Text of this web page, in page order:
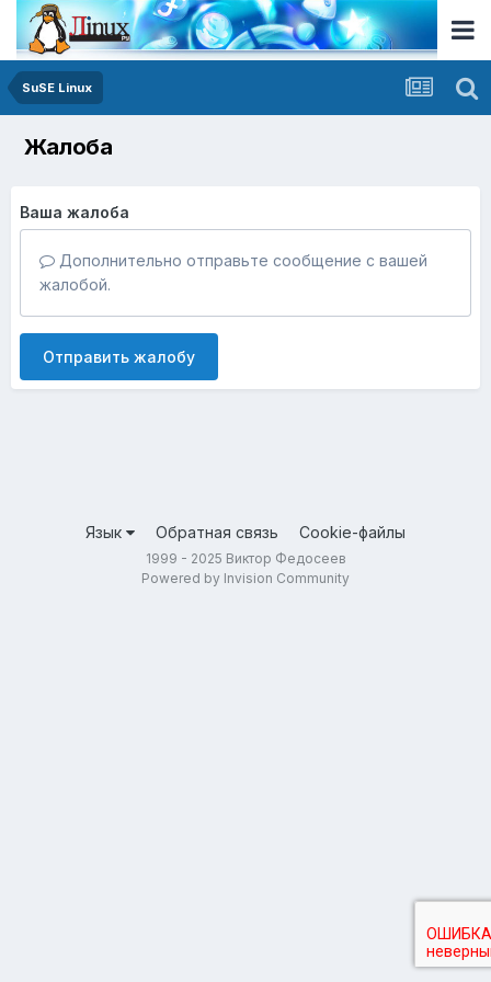
SuSE Linux
Жалоба
Ваша жалоба
Дополнительно отправьте сообщение с вашей
жалобой.
Отправить жалобу
Язык Обратная связь Cookie-файлы
1999 - 2025 Виктор Федосеев
Powered by Invision Community